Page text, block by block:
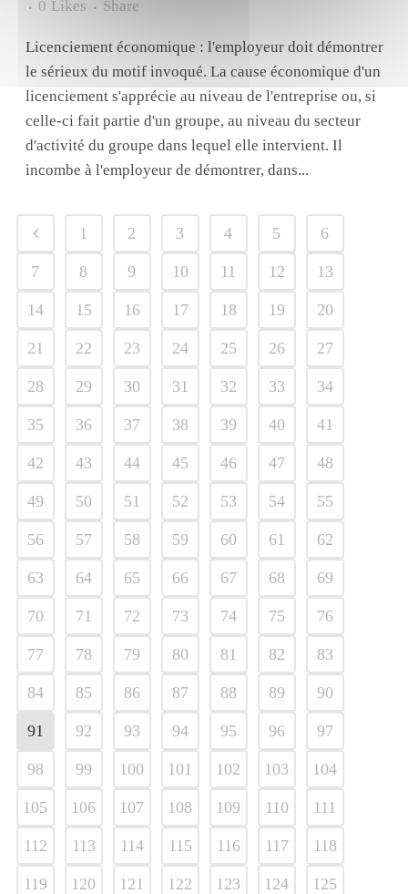
0 Likes Share
Licenciement économique : l'employeur doit démontrer
le sérieux du motif invoqué. La cause économique d'un
licenciement s'apprécie au niveau de l'entreprise ou, si
celle-ci fait partie d'un groupe, au niveau du secteur
d'activité du groupe dans lequel elle intervient. Il
incombe à l'employeur de démontrer, dans...
1 2 3 4 5 6
7 8 9 10 11 12 13
14 15 16 17 18 19 20
21 22 23 24 25 26 27
28 29 30 31 32 33 34
35 36 37 38 39 40 41
42 43 44 45 46 47 48
49 50 51 52 53 54 55
56 57 58 59 60 61 62
63 64 65 66 67 68 69
70 71 72 73 74 75 76
77 78 79 80 81 82 83
84 85 86 87 88 89 90
91 92 93 94 95 96 97
98 99 100 101 102 103 104
105 106 107 108 109 110 111
112 113 114 115 116 117 118
119 120 121 122 123 124 125